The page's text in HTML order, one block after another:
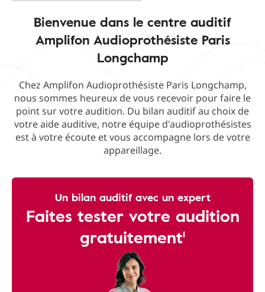
Bienvenue dans le centre auditif
Amplifon Audioprothésiste Paris
Longchamp
Chez Amplifon Audioprothésiste Paris Longchamp,
nous sommes heureux de vous recevoir pour faire le
point sur votre audition. Du bilan auditif au choix de
votre aide auditive, notre équipe d'audioprothésistes
est à votre écoute et vous accompagne lors de votre
appareillage.
Un bilan auditif avec un expert
Faites tester votre audition
gratuitement¹